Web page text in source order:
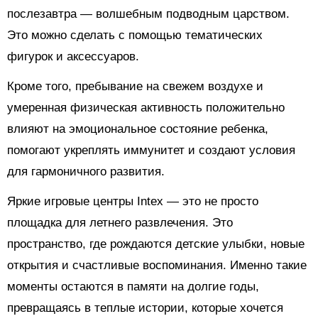
послезавтра — волшебным подводным царством.
Это можно сделать с помощью тематических
фигурок и аксессуаров.
Кроме того, пребывание на свежем воздухе и
умеренная физическая активность положительно
влияют на эмоциональное состояние ребенка,
помогают укреплять иммунитет и создают условия
для гармоничного развития.
Яркие игровые центры Intex — это не просто
площадка для летнего развлечения. Это
пространство, где рождаются детские улыбки, новые
открытия и счастливые воспоминания. Именно такие
моменты остаются в памяти на долгие годы,
превращаясь в теплые истории, которые хочется